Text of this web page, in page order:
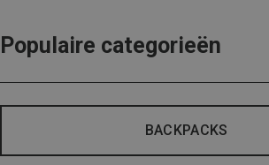
Populaire categorieën
BACKPACKS